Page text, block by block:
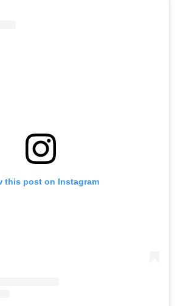
this post on Instagram